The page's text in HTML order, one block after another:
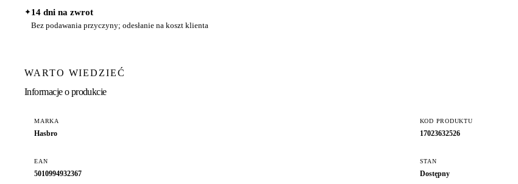
✦14 dni na zwrot
Bez podawania przyczyny; odesłanie na koszt klienta
WARTO WIEDZIEĆ
Informacje o produkcie
MARKA
Hasbro
KOD PRODUKTU
17023632526
EAN
5010994932367
STAN
Dostępny